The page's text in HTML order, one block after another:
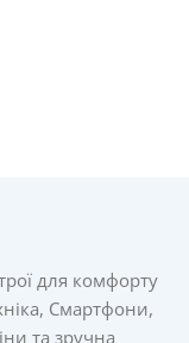
для комфорту
Смартфони,
та зручна